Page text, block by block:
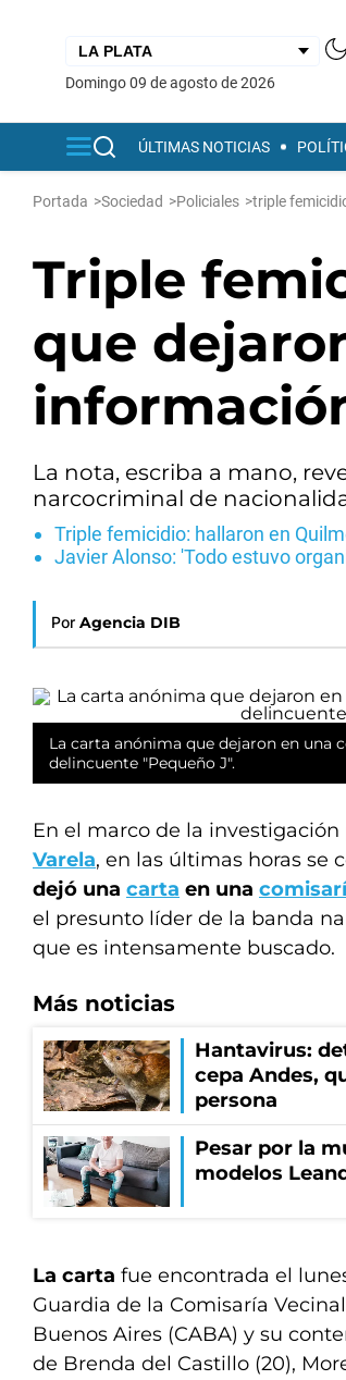
domingo 09 de agosto de 2026
ÚLTIMAS NOTICIAS
Portada >Sociedad >Policiales >triple
Triple
que
La nota, escriba a mano,
narcocriminal de
Triple femicidio: hallaron en
Javier Alonso: 'Todo estuvo
Por Agencia DIB
La carta anónima que dejaron en una
delincuente "Pequeño J".
En el marco de la
Varela, en las últimas horas se
dejó una carta en una
el presunto líder de la banda
que es intensamente buscado.
Más noticias
Hantavirus:
cepa Andes,
persona
Pesar por la
modelos
La carta fue encontrada el
Guardia de la Comisaría
Buenos Aires (CABA) y su
de Brenda del Castillo (20),